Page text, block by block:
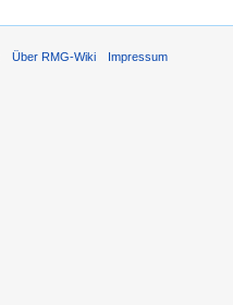
Über RMG-Wiki Impressum